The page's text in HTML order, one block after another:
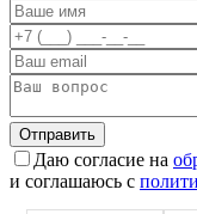
Отправить
Даю согласие на
и соглашаюсь с